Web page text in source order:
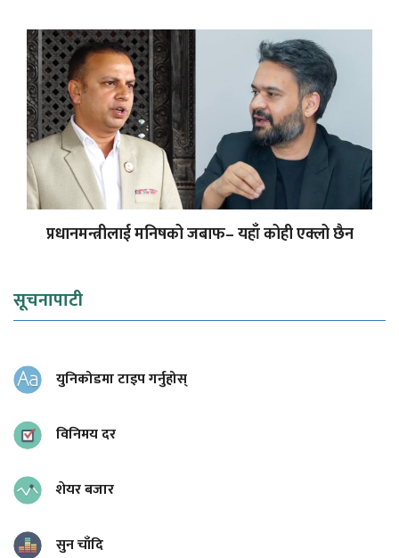
प्रधानमन्त्रीलाई मनिषको जबाफ– यहाँ कोही एक्लो छैन
सूचनापाटी
युनिकोडमा टाइप गर्नुहोस्
विनिमय दर
शेयर बजार
सुन चाँदि